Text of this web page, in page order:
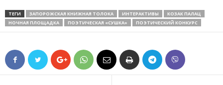
ТЕГИ ЗАПОРОЖСКАЯ КНИЖНАЯ ТОЛОКА ИНТЕРАКТИВЫ
КОЗАК ПАЛАЦ
НОЧНАЯ ПЛОЩАДКА
ПОЭТИЧЕСКАЯ «СУШКА» ПОЭТИЧЕСКИЙ КОНКУРС